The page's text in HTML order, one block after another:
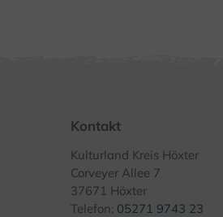
Kontakt
Kulturland Kreis Höxter
Corveyer Allee 7
37671 Höxter
Telefon: 05271 9743 23